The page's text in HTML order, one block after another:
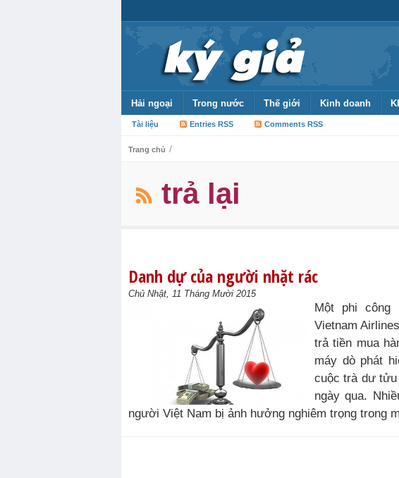
Hải ngoại Trong nước Thế giới Kinh doanh
Tài liệu Entries RSS Comments RSS
Trang chủ /
trả lại
Danh dự của người nhặt rác
Chủ Nhật, 11 Tháng Mười 2015
Một phi công
Vietnam
trả tiền mua
máy dò phát
cuộc trà dư
ngày qua.
người Việt Nam bị ảnh hưởng nghiêm trọng trong